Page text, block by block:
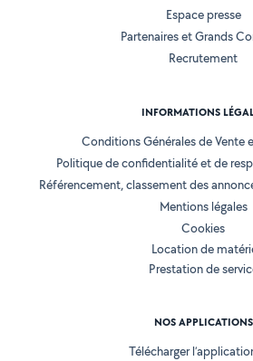
Espace presse
Partenaires et Grands
Recrutement
INFORMATIONS
Conditions Générales de Vente
Politique de confidentialité et de
Référencement, classement des
Mentions légales
Cookies
Location de
Prestation de
NOS APPLICATIONS
Télécharger